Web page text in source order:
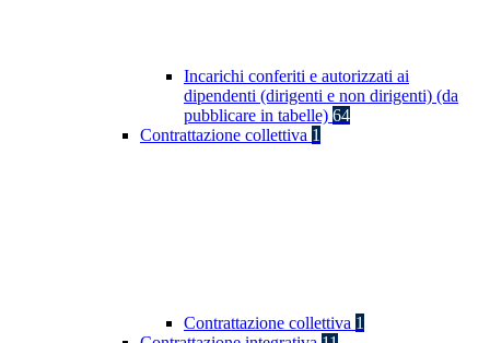
Incarichi conferiti e autorizzati ai
dipendenti (dirigenti e non dirigenti) (da
pubblicare in tabelle) 64
Contrattazione collettiva 1
Contrattazione collettiva 1